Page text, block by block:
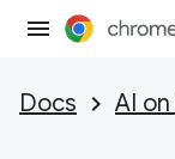
Docs AI